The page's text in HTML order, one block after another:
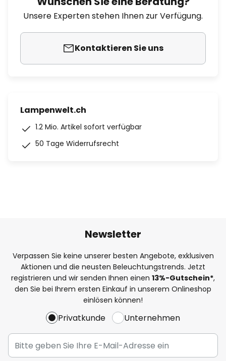
Unsere Experten stehen Ihnen zur Verfügung.
Kontaktieren Sie uns
Lampenwelt.ch
1.2 Mio. Artikel sofort verfügbar
50 Tage Widerrufsrecht
Newsletter
Verpassen Sie keine unserer besten Angebote, exklusiven
Aktionen und die neusten Beleuchtungstrends. Jetzt
registrieren und wir senden Ihnen einen 13%-Gutschein*,
den Sie bei Ihrem ersten Einkauf in unserem Onlineshop
einlösen können!
Privatkunde Unternehmen